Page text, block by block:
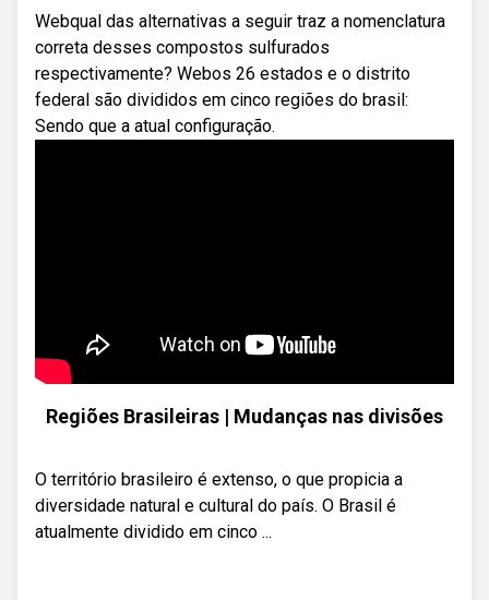
Webqual das alternativas a seguir traz a nomenclatura
correta desses compostos sulfurados
respectivamente? Webos 26 estados e o distrito
federal são divididos em cinco regiões do brasil:
Sendo que a atual configuração.
Regiões Brasileiras | Mudanças nas divisões
O território brasileiro é extenso, o que propicia a
diversidade natural e cultural do país. O Brasil é
atualmente dividido em cinco ...